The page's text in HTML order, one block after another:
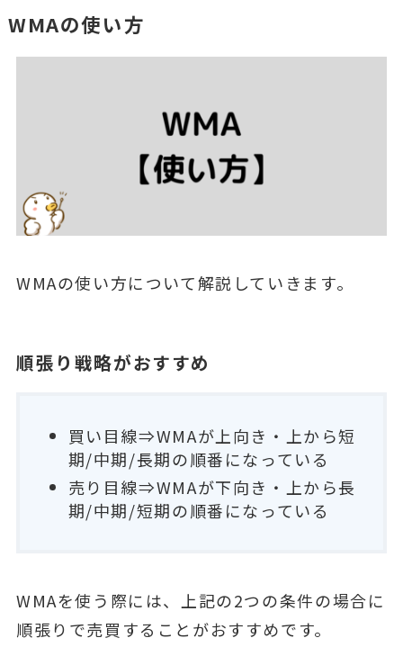
WMAの使い方
WMAの使い方について解説していきます。
順張り戦略がおすすめ
買い目線⇒WMAが上向き・上から短
期/中期/長期の順番になっている
売り目線⇒WMAが下向き・上から長
期/中期/短期の順番になっている
WMAを使う際には、上記の2つの条件の場合に
順張りで売買することがおすすめです。